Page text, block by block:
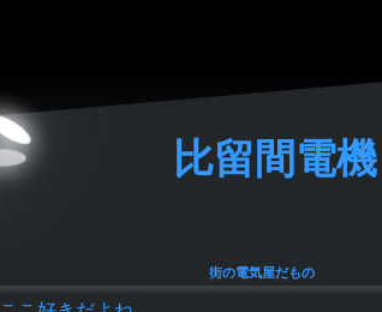
比留間電機
街の電気屋だもの